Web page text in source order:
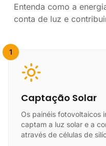
Entenda como a
conta de luz e
1
Captação Solar
Os painéis fotovoltaicos
captam a luz solar e a
através de células de